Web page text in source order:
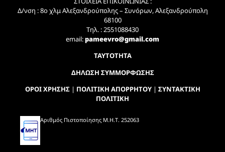
Δ/νση : 8ο χλμ Αλεξανδρούπολης – Συνόρων, Αλεξανδρούπολη
68100
Τηλ. : 2551088430
email:pameevro@gmail.com
ΤΑΥΤΟΤΗΤΑ
ΔΗΛΩΣΗ ΣΥΜΜΟΡΦΩΣΗΣ
ΟΡΟΙ ΧΡΗΣΗΣ| ΠΟΛΙΤΙΚΗ ΑΠΟΡΡΗΤΟΥ| ΣΥΝΤΑΚΤΙΚΗ
ΠΟΛΙΤΙΚΗ
Αριθμός Πιστοποίησης Μ.Η.Τ. 252063